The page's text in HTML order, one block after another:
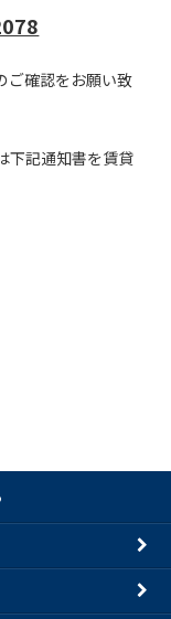
ご確認をお願い致
下記通知書を賃貸